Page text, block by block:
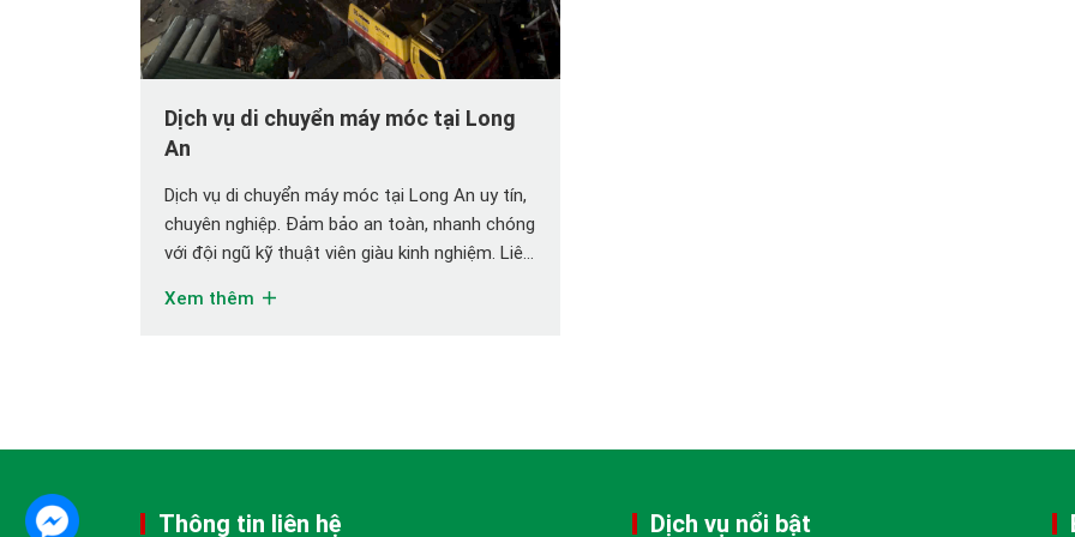
Dịch vụ di chuyển máy móc tại Long
An
Dịch vụ di chuyển máy móc tại Long An uy tín,
chuyên nghiệp. Đảm bảo an toàn, nhanh chóng
với đội ngũ kỹ thuật viên giàu kinh nghiệm. Liên
như Vận Tải Lê Vi mang lại nhiều lợi ích vượt
Xem thêm
Thông tin liên hệ Dịch vụ nổi bật